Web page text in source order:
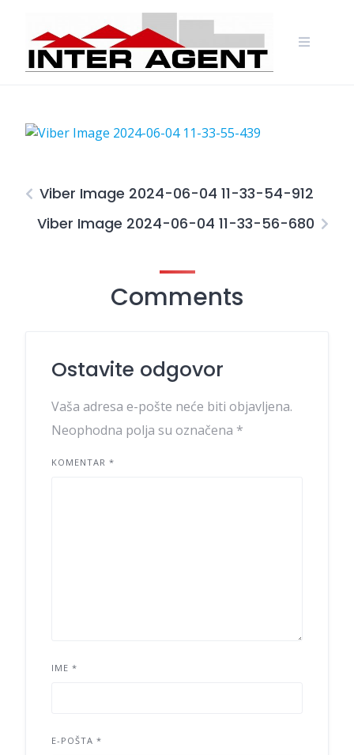
content
Viber Image 2024-06-04 11-33-54-912
Viber Image 2024-06-04 11-33-56-680
Comments
Ostavite odgovor
Vaša adresa e-pošte neće biti objavljena.
Neophodna polja su označena *
KOMENTAR *
IME *
E-POŠTA *